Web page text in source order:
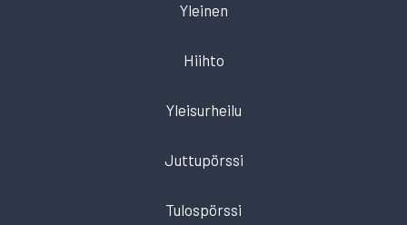
Yleinen
Hiihto
Yleisurheilu
Juttupörssi
Tulospörssi